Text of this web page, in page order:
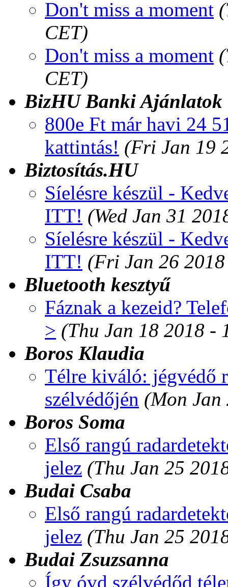
Don't miss a moment
CET)
Don't miss a moment
CET)
BizHU Banki Ajánlatok
800e Ft már havi 24
kattintás! (Fri Jan 19
Biztosítás.HU
Síelésre készül -
ITT! (Wed Jan 31
Síelésre készül -
ITT! (Fri Jan 26
Bluetooth kesztyű
Fáznak a kezeid?
> (Thu Jan 18 2018 -
Boros Klaudia
Télre kiváló: jégvédő
szélvédőjén (Mon Jan
Boros Soma
Első rangú
jelez (Thu Jan 25
Budai Csaba
Első rangú
jelez (Thu Jan 25
Budai Zsuzsanna
Így óvd szélvédőd